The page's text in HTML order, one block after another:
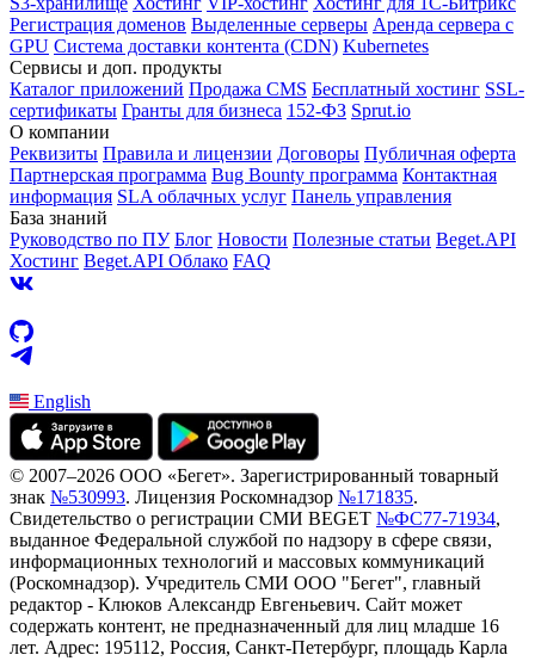
Регистрация доменов Выделенные серверы Аренда сервера с
GPU Система доставки контента (CDN) Kubernetes
Cервисы и доп. продукты
Каталог приложений Продажа CMS Бесплатный хостинг SSL-
сертификаты Гранты для бизнеса 152-ФЗ Sprut.io
О компании
Реквизиты Правила и лицензии Договоры Публичная оферта
Партнерская программа Bug Bounty программа Контактная
информация SLA облачных услуг Панель управления
База знаний
Руководство по ПУ Блог Новости Полезные статьи Beget.API
Хостинг Beget.API Облако FAQ
English
© 2007–2026 ООО «Бегет». Зарегистрированный товарный
знак №530993. Лицензия Роскомнадзор №171835.
Свидетельство о регистрации СМИ BEGET №ФС77-71934,
выданное Федеральной службой по надзору в сфере связи,
информационных технологий и массовых коммуникаций
(Роскомнадзор). Учредитель СМИ ООО "Бегет", главный
редактор - Клюков Александр Евгеньевич. Сайт может
содержать контент, не предназначенный для лиц младше 16
лет. Адрес: 195112, Россия, Санкт-Петербург, площадь Карла